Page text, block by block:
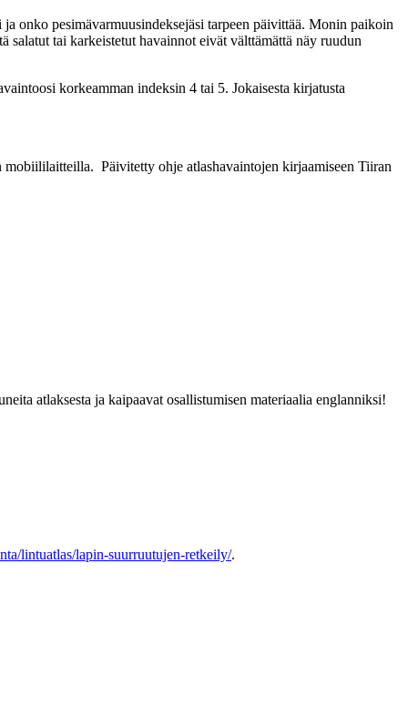
onko pesimävarmuusindeksejäsi tarpeen päivittää. Monin paikoin
tai karkeistetut havainnot eivät välttämättä näy ruudun
korkeamman indeksin 4 tai 5. Jokaisesta kirjatusta
mobiililaitteilla. Päivitetty ohje atlashavaintojen kirjaamiseen Tiiran
atlaksesta ja kaipaavat osallistumisen materiaalia englanniksi!
lintuatlas/lapin-suurruutujen-retkeily/.